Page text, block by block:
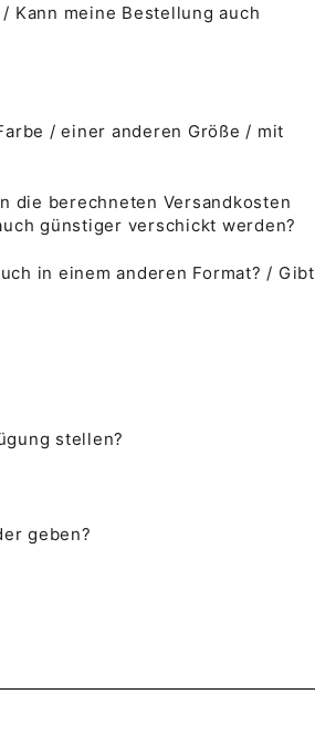
Kann meine Bestellung auch
/ einer anderen Größe / mit
die berechneten Versandkosten
günstiger verschickt werden?
in einem anderen Format? / Gibt
stellen?
geben?